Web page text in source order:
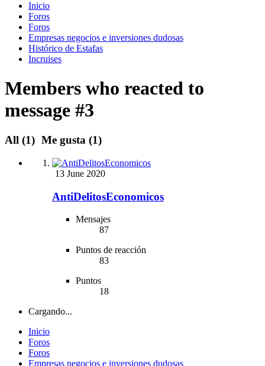
Inicio
Foros
Foros
Empresas negocios e inversiones dudosas
Histórico de Estafas
Incruises
Members who reacted to
message #3
All (1) Me gusta (1)
13 June 2020
AntiDelitosEconomicos
Mensajes
87
Puntos de reacción
83
Puntos
18
Cargando...
Inicio
Foros
Foros
Empresas negocios e inversiones dudosas